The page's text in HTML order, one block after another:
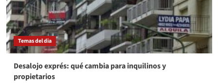
Temas del dia
Desalojo exprés: qué cambia para inquilinos y
propietarios